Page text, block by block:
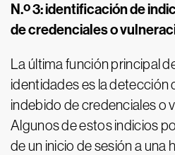
N.º 3: identificación de
de credenciales o
La última función principal
identidades es la detección
indebido de credenciales o
Algunos de estos indicios
de un inicio de sesión a una